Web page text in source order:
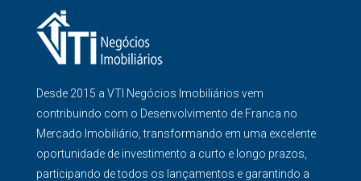
Desde 2015 a VTI Negócios Imobiliários vem
contribuindo com o Desenvolvimento de Franca no
Mercado Imobiliário, transformando em uma excelente
oportunidade de investimento a curto e longo prazos,
participando de todos os lançamentos e garantindo a